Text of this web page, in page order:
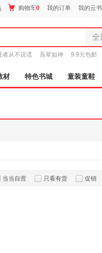
购物车0 我的订单 我的云
全
全
图书
电
家
者从不说谎 吾辈如神 9.9元包邮
材 特色书城 童装童鞋
当当自营 只看有货 促销